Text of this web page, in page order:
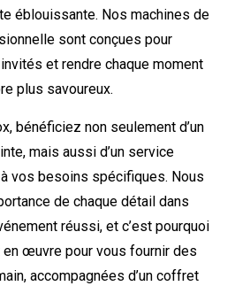
éblouissante. Nos machines de
sont conçues pour
et rendre chaque moment
plus savoureux.
bénéficiez non seulement d’un
mais aussi d’un service
vos besoins spécifiques. Nous
de chaque détail dans
réussi, et c’est pourquoi
œuvre pour vous fournir des
accompagnées d’un coffret